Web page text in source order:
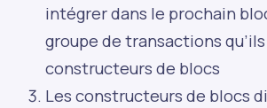
intégrer dans le prochain
groupe de transactions
constructeurs de blocs
Les constructeurs de blocs